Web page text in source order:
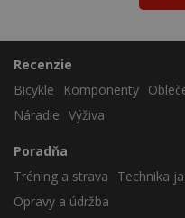
Recenzie
Bicykle
Komponenty
Náradie Výživa
Poradňa
Tréning a strava
Technika
Opravy a údržba